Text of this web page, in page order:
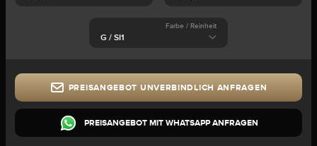
Farbe / Reinheit
PREISANGEBOT UNVERBINDLICH ANFRAGEN
PREISANGEBOT MIT WHATSAPP ANFRAGEN